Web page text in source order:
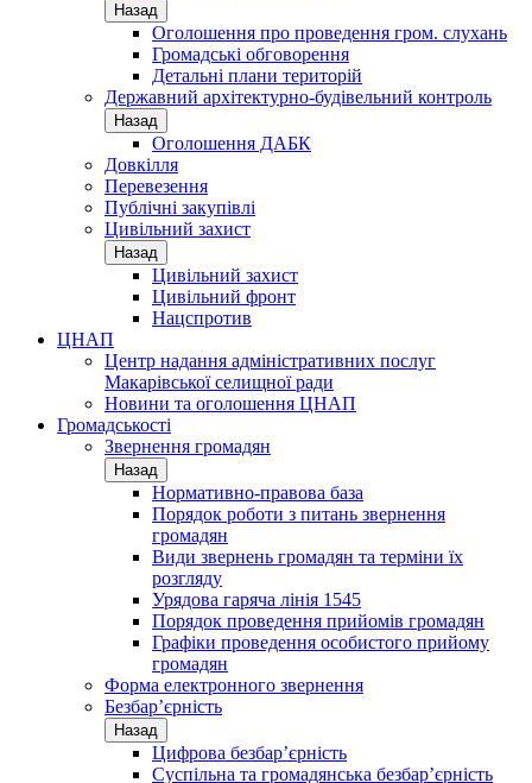
Назад
Оголошення про проведення гром. слухань
Громадські обговорення
Детальні плани територій
Державний архітектурно-будівельний контроль
Назад
Оголошення ДАБК
Довкілля
Перевезення
Публічні закупівлі
Цивільний захист
Назад
Цивільний захист
Цивільний фронт
Нацспротив
ЦНАП
Центр надання адміністративних послуг
Макарівської селищної ради
Новини та оголошення ЦНАП
Громадськості
Звернення громадян
Назад
Нормативно-правова база
Порядок роботи з питань звернення
громадян
Види звернень громадян та терміни їх
розгляду
Урядова гаряча лінія 1545
Порядок проведення прийомів громадян
Графіки проведення особистого прийому
громадян
Форма електронного звернення
Безбар’єрність
Назад
Цифрова безбар’єрність
Суспільна та громадянська безбар’єрність